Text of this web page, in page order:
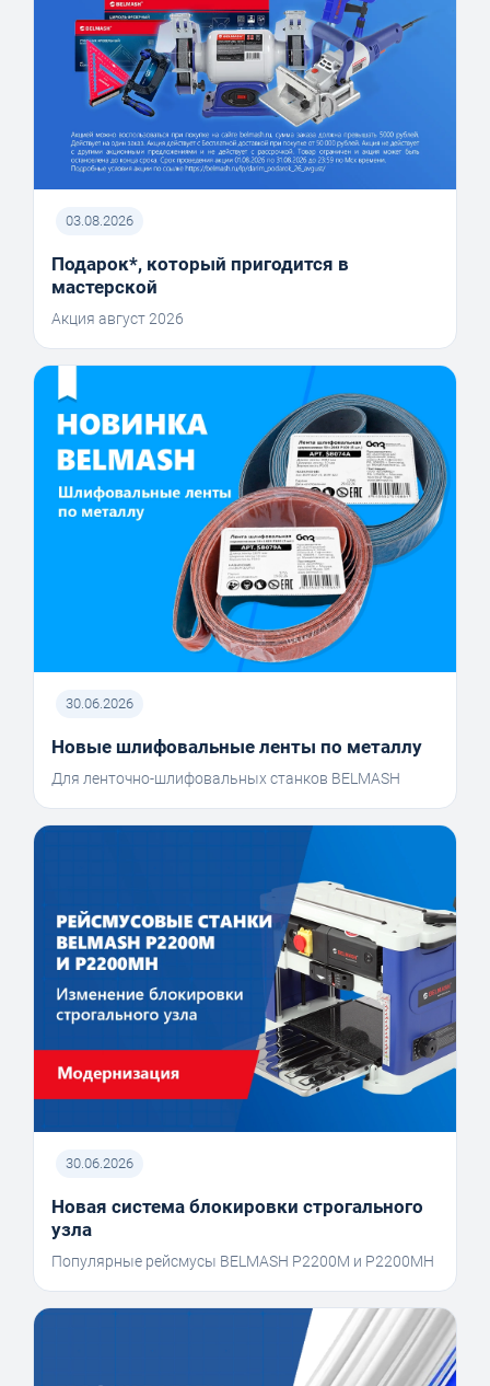
03.08.2026
Подарок*, который пригодится в
мастерской
Акция август 2026
30.06.2026
Новые шлифовальные ленты по металлу
Для ленточно-шлифовальных станков BELMASH
30.06.2026
Новая система блокировки строгального
узла
Популярные рейсмусы BELMASH P2200M и P2200MH